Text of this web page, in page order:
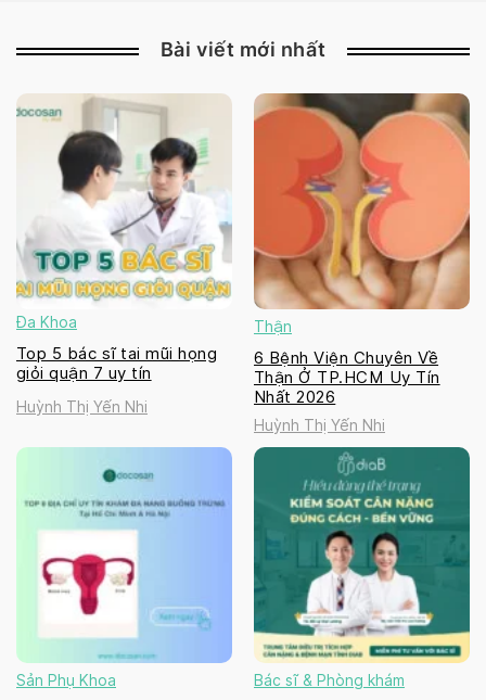
Bài viết mới nhất
Đa Khoa
Top 5 bác sĩ tai mũi họng
giỏi quận 7 uy tín
Huỳnh Thị Yến Nhi
Thận
6 Bệnh Viện Chuyên Về
Thận Ở TP.HCM Uy Tín
Nhất 2026
Huỳnh Thị Yến Nhi
Sản Phụ Khoa Bác sĩ & Phòng khám